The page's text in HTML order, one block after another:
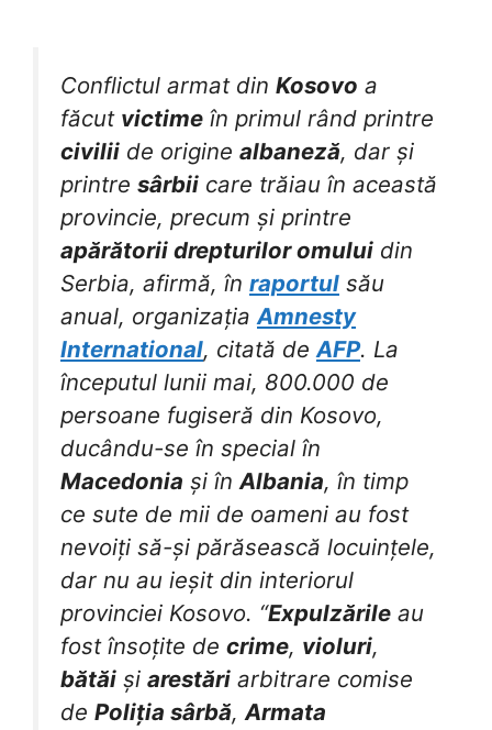
Conflictul armat din Kosovo a
făcut victime în primul rând printre
civilii de origine albaneză, dar și
printre sârbii care trăiau în această
provincie, precum și printre
apărătorii drepturilor omului din
Serbia, afirmă, în raportul său
anual, organizațiaAmnesty
International, citată deAFP. La
începutul lunii mai, 800.000 de
persoane fugiseră din Kosovo,
ducându-se în special în
Macedonia și înAlbania, în timp
ce sute de mii de oameni au fost
nevoiți să-și părăsească locuințele,
dar nu au ieșit din interiorul
provinciei Kosovo. “Expulzările au
fost însoțite de crime, violuri,
bătăi și arestări arbitrare comise
de Poliția sârbă,Armata